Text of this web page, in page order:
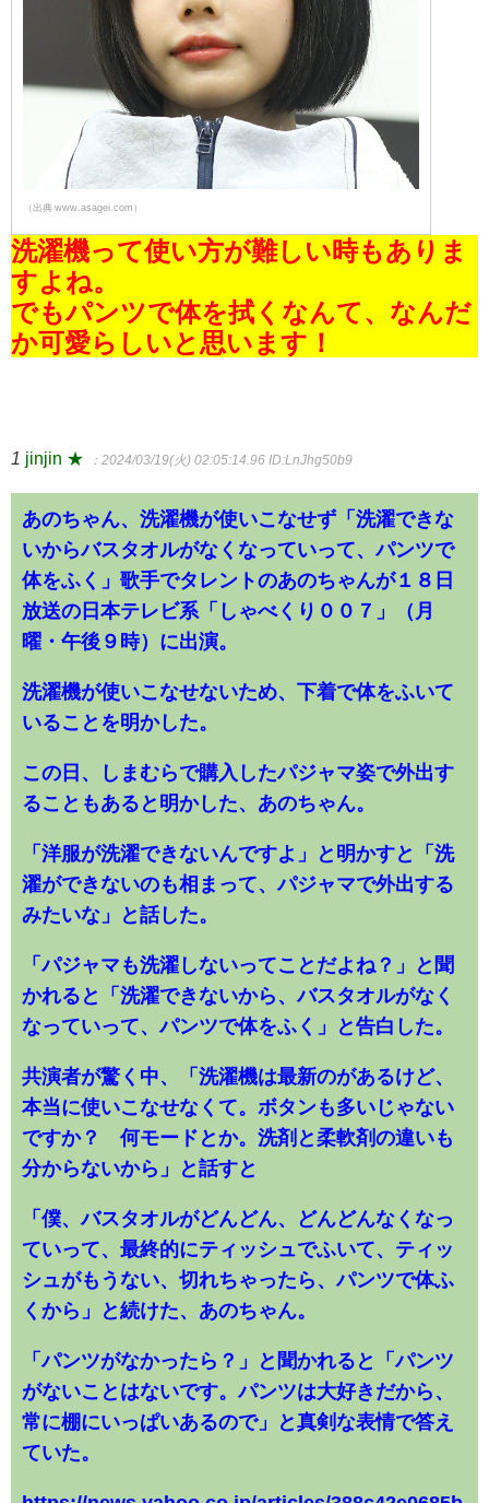
（出典 www.asagei.com）
洗濯機って使い方が難しい時もありま
すよね。
でもパンツで体を拭くなんて、なんだ
か可愛らしいと思います！
1 jinjin ★ ：2024/03/19(火) 02:05:14.96 ID:LnJhg50b9
あのちゃん、洗濯機が使いこなせず「洗濯できな
いからバスタオルがなくなっていって、パンツで
体をふく」歌手でタレントのあのちゃんが１８日
放送の日本テレビ系「しゃべくり００７」（月
曜・午後９時）に出演。
洗濯機が使いこなせないため、下着で体をふいて
いることを明かした。
この日、しまむらで購入したパジャマ姿で外出す
ることもあると明かした、あのちゃん。
「洋服が洗濯できないんですよ」と明かすと「洗
濯ができないのも相まって、パジャマで外出する
みたいな」と話した。
「パジャマも洗濯しないってことだよね？」と聞
かれると「洗濯できないから、バスタオルがなく
なっていって、パンツで体をふく」と告白した。
共演者が驚く中、「洗濯機は最新のがあるけど、
本当に使いこなせなくて。ボタンも多いじゃない
ですか？ 何モードとか。洗剤と柔軟剤の違いも
分からないから」と話すと
「僕、バスタオルがどんどん、どんどんなくなっ
ていって、最終的にティッシュでふいて、ティッ
シュがもうない、切れちゃったら、パンツで体ふ
くから」と続けた、あのちゃん。
「パンツがなかったら？」と聞かれると「パンツ
がないことはないです。パンツは大好きだから、
常に棚にいっぱいあるので」と真剣な表情で答え
ていた。